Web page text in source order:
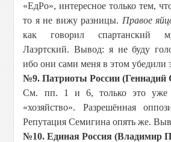
«ЕдРо», интересное только тем,
то я не вижу разницы. Правое
как говорил спартанский
Лаэртский. Вывод: я не буду
ибо они сами меня в этом убедили
№9. Патриоты России (Геннадий
См. пп. 1 и 6, только это уже
«хозяйство». Разрешённая
Репутация Семигина опять же.
№10. Единая Россия (Владимир